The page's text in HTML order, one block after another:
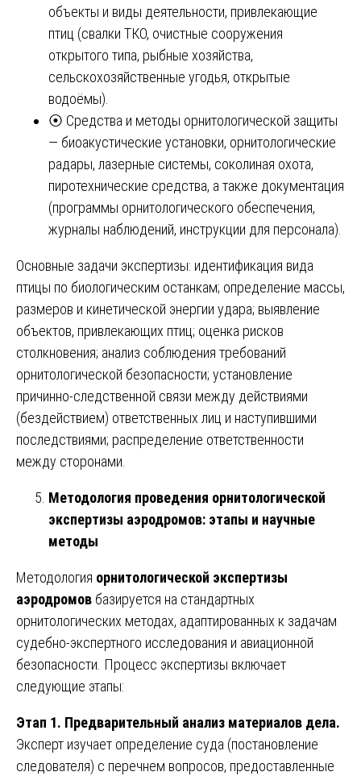
объекты и виды деятельности, привлекающие
птиц (свалки ТКО, очистные сооружения
открытого типа, рыбные хозяйства,
сельскохозяйственные угодья, открытые
водоёмы).
⦿ Средства и методы орнитологической защиты
— биоакустические установки, орнитологические
радары, лазерные системы, соколиная охота,
пиротехнические средства, а также документация
(программы орнитологического обеспечения,
журналы наблюдений, инструкции для персонала).
Основные задачи экспертизы: идентификация вида
птицы по биологическим останкам; определение массы,
размеров и кинетической энергии удара; выявление
объектов, привлекающих птиц; оценка рисков
столкновения; анализ соблюдения требований
орнитологической безопасности; установление
причинно-следственной связи между действиями
(бездействием) ответственных лиц и наступившими
последствиями; распределение ответственности
между сторонами.
Методология проведения орнитологической
экспертизы аэродромов: этапы и научные
методы
Методология орнитологической экспертизы
аэродромов базируется на стандартных
орнитологических методах, адаптированных к задачам
судебно-экспертного исследования и авиационной
безопасности. Процесс экспертизы включает
следующие этапы:
Этап 1. Предварительный анализ материалов дела.
Эксперт изучает определение суда (постановление
следователя) с перечнем вопросов, предоставленные